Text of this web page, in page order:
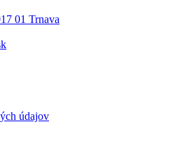
01 Trnava
údajov